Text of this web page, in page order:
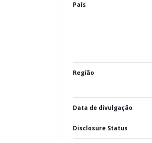
País
Região
Data de divulgação
Disclosure Status